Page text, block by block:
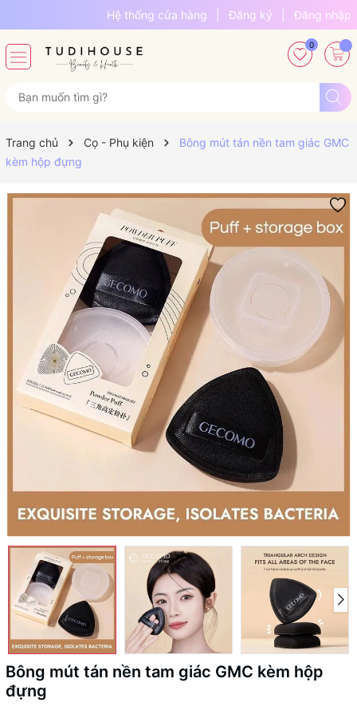
Hệ thống cửa hàng Đăng ký Đăng nhập
0
Trang chủ Cọ - Phụ kiện
Bông mút tán nền tam giác GMC
kèm hộp đựng
Bông mút tán nền tam giác GMC kèm hộp
đựng